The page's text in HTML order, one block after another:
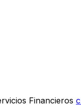
Financieros